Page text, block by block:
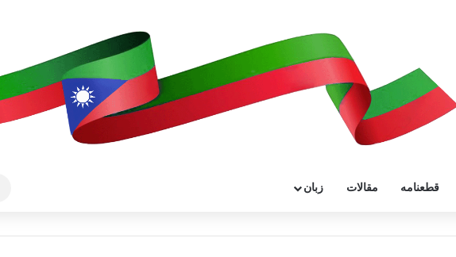
قطعنامه مقالات زبان